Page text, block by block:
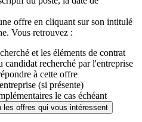
offre en cliquant sur son intitulé
Vous retrouvez :
et les éléments de contrat
recherché par l'entreprise
à cette offre
(si présente)
le cas échéant
les offres qui vous intéressent